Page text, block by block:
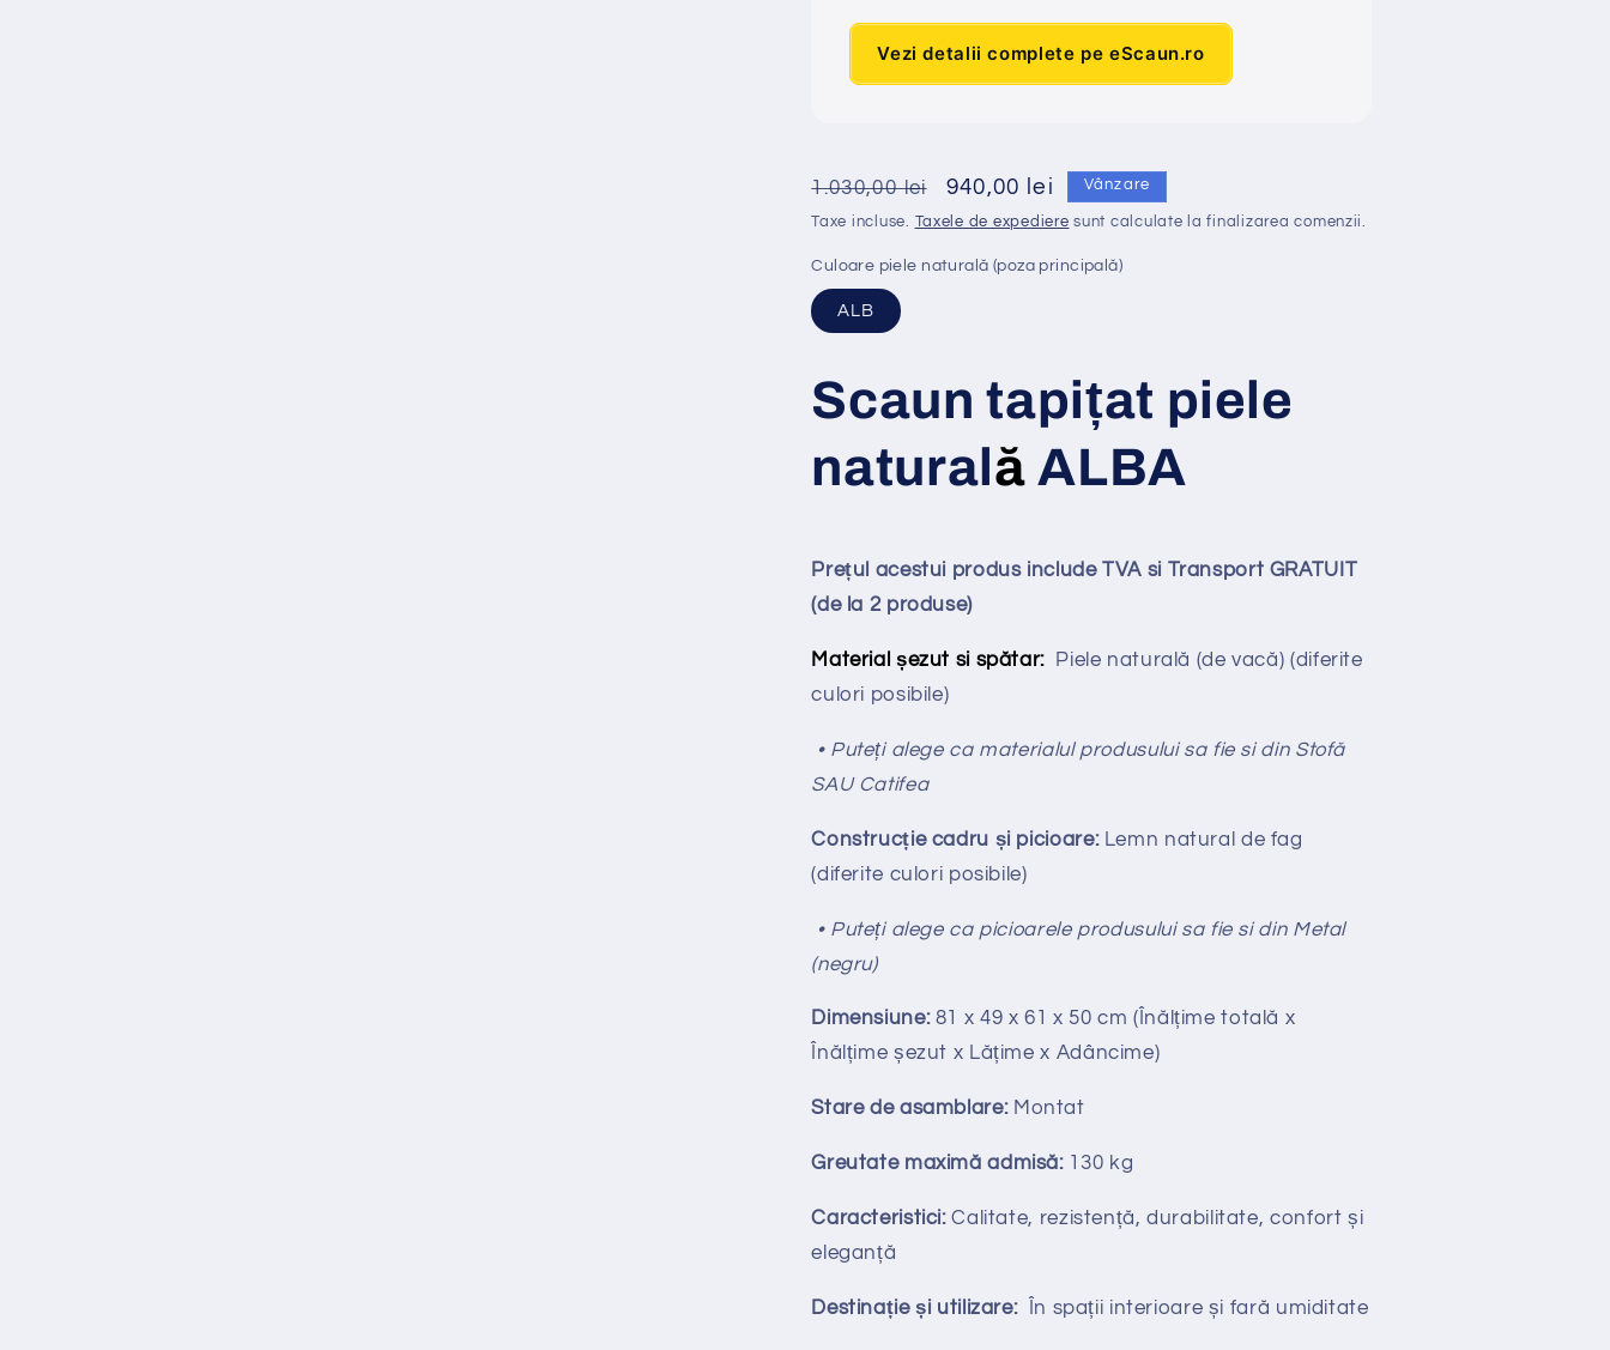
Vezi detalii complete pe eScaun.ro
Preț
obișnuit
1.030,00 lei
Preț
redus
940,00 lei Vânzare
Taxe incluse. Taxele de expediere sunt calculate la finalizarea comenzii.
Culoare piele naturală (poza principală)
ALB
Scaun tapițat piele
naturală ALBA
Prețul acestui produs include TVA si Transport GRATUIT
(de la 2 produse)
Material șezut si spătar: Piele naturală (de vacă)(diferite
culori posibile)
• Puteți alege ca materialul produsului sa fie si din Stofă
SAU Catifea
Construcție cadru și picioare:Lemn natural de fag
(diferite culori posibile)
• Puteți alege ca picioarele produsului sa fie si din Metal
(negru)
Dimensiune:81 x 49 x 61 x 50 cm (Înălțime totală x
Înălțime șezut x Lățime x Adâncime)
Stare de asamblare: Montat
Greutate maximă admisă: 130 kg
Caracteristici:Calitate, rezistență, durabilitate, confort și
eleganță
Destinație și utilizare:În spații interioare și fară umiditate